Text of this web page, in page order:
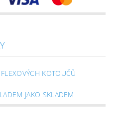
KOTOUČŮ
JAKO SKLADEM